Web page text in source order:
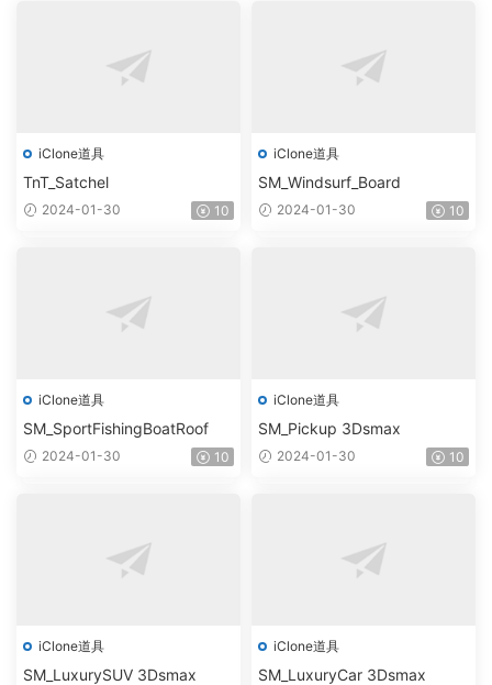
iClone道具
TnT_Satchel
2024-01-30 10
iClone道具
SM_Windsurf_Board
2024-01-30 10
iClone道具
SM_SportFishingBoatRoof
2024-01-30 10
iClone道具
SM_Pickup 3Dsmax
2024-01-30 10
iClone道具
SM_LuxurySUV 3Dsmax
iClone道具
SM_LuxuryCar 3Dsmax